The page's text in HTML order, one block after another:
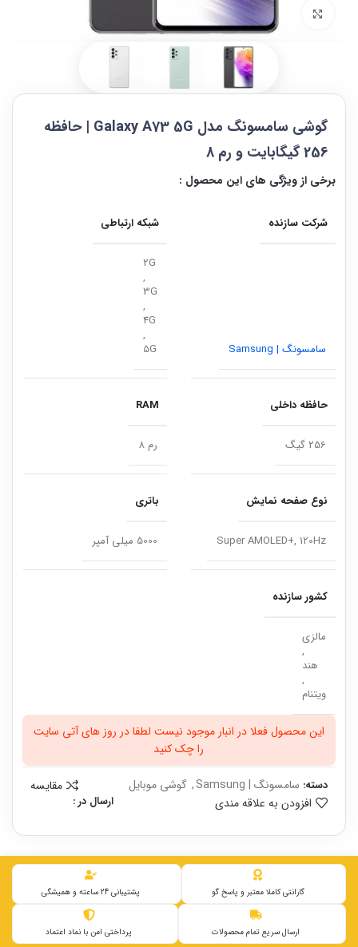
بزرگنمایی تصویر
گوشی سامسونگ مدل Galaxy A73 5G | حافظه
256 گیگابایت و رم 8
برخی از ویژگی های این محصول :
شرکت سازنده
سامسونگ | Samsung
شبکه ارتباطی
2G
,
3G
,
4G
,
5G
حافظه داخلی
256 گیگ
RAM
رم 8
نوع صفحه نمایش
Super AMOLED+, 120Hz
باتری
5000 میلی آمپر
کشور سازنده
مالزی
,
هند
,
ویتنام
این محصول فعلا در انبار موجود نیست لطفا در روز های آتی سایت
را چک کنید
دسته: سامسونگ | Samsung , گوشی موبایل
مقایسه
افزودن به علاقه مندی
ارسال در :
گارانتی کاملا معتبر و پاسخ گو پشتیبانی 24 ساعته و همیشگی
ارسال سریع تمام محصولات پرداختی امن با نماد اعتماد